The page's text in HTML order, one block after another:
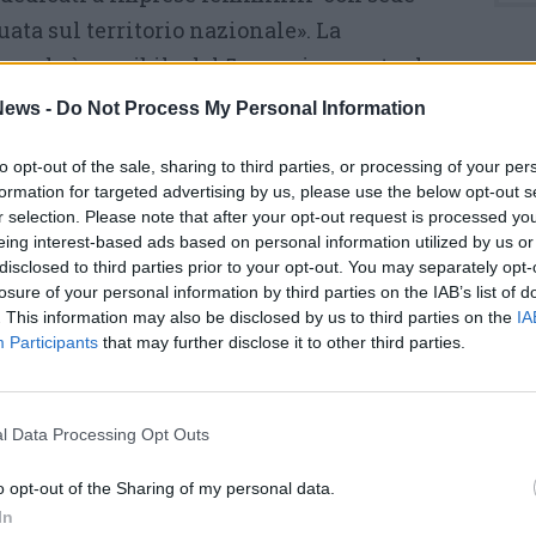
- Do Not Process My Personal Information
opt-out of the sale, sharing to third parties, or processing of your
for targeted advertising by us, please use the below opt-out
selection. Please note that after your opt-out request is processed
interest-based ads based on personal information utilized by us
to third parties prior to your opt-out. You may separately
of your personal information by third parties on the IAB’s list of
This information may also be disclosed by us to third parties on the
Participants that may further disclose it to other third parties.
Data Processing Opt Outs
opt-out of the Sharing of my personal data.
sul territorio nazionale». La
è possibile dal 5 maggio, mentre la
per lo sviluppo di imprese femminili
compilazione delle domande è possibile da
a partire del 7 giugno.
invece,i commercianti potranno
richiedere contributi a fondo perdutoa
che sono state maggiormente colpite
I beneficiari devono aver conseguito
di euro nel 2019 e aver subito una
2021 non inferiore al 30% rispetto al 2019.
– ha spiegato il ministro Giorgetti –
diretti ad accompagnare i commercianti